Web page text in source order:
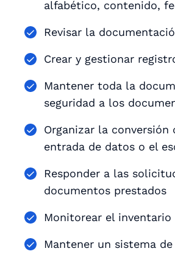
alfabético, contenido,
Revisar la
Crear y gestionar
Mantener toda la
seguridad a los
Organizar la
entrada de datos o el
Responder a las
documentos prestados
Monitorear el
Mantener un sistema